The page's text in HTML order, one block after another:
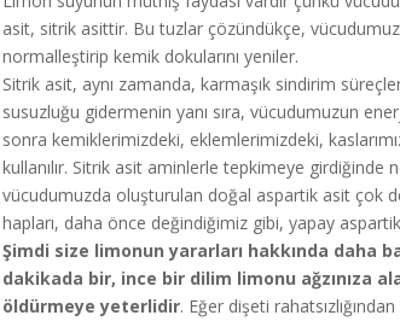
asit, sitrik asittir. Bu tuzlar çözündükçe,
normalleştirip kemik dokularını yeniler.
Sitrik asit, aynı zamanda, karmaşık sindirim
susuzluğu gidermenin yanı sıra, vücudumuzun
sonra kemiklerimizdeki, eklemlerimizdeki,
kullanılır. Sitrik asit aminlerle tepkimeye
vücudumuzda oluşturulan doğal aspartik asit çok
hapları, daha önce değindiğimiz gibi, yapay
Şimdi size limonun yararları hakkında daha
dakikada bir, ince bir dilim limonu ağzınıza
öldürmeye yeterlidir. Eğer dişeti